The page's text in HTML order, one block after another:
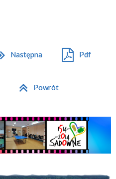
Następna Pdf
Powrót